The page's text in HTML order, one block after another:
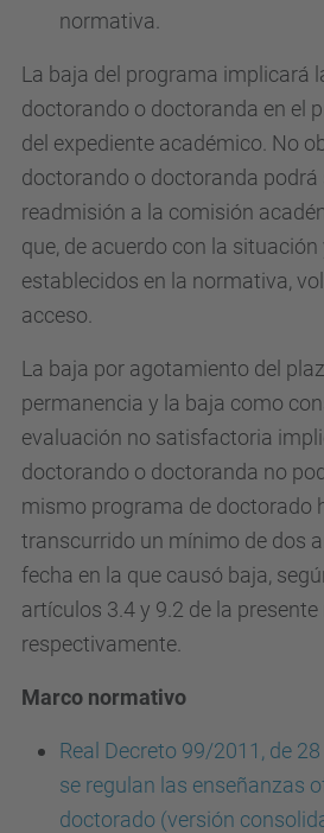
normativa.
La baja del programa implicará
doctorando o doctoranda en el
del expediente académico. No
doctorando o doctoranda podrá
readmisión a la comisión
que, de acuerdo con la
establecidos en la normativa,
acceso.
La baja por agotamiento del
permanencia y la baja como
evaluación no satisfactoria
doctorando o doctoranda no
mismo programa de doctorado
transcurrido un mínimo de dos
fecha en la que causó baja,
artículos 3.4 y 9.2 de la
respectivamente.
Marco normativo
Real Decreto 99/2011, de 28
se regulan las enseñanzas
doctorado (versión